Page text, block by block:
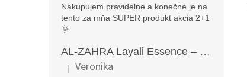
Nakupujem pravidelne a konečne je na
tento za mňa SUPER produkt akcia 2+1
🌞
AL-ZAHRA Layali Essence – zmyselný arabský parfém pre ženy s originálnymi orientálnymi tónmi v luxusnom dubajskom štýle (50 ml)
Hodnotenie produktu je 5 z 5 hviezdičiek.
| Veronika